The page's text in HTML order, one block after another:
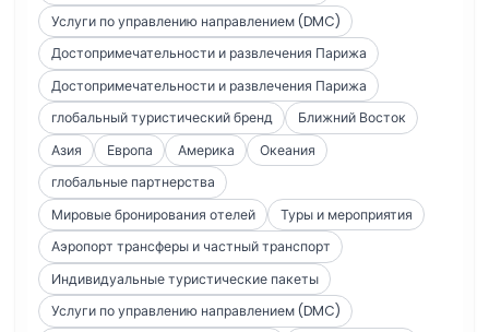
Услуги по управлению направлением (DMC)
Достопримечательности и развлечения Парижа
Достопримечательности и развлечения Парижа
глобальный туристический бренд
Ближний Восток
Азия
Европа Америка
Океания
глобальные партнерства
Мировые бронирования отелей
Туры и мероприятия
Аэропорт трансферы и частный транспорт
Индивидуальные туристические пакеты
Услуги по управлению направлением (DMC)